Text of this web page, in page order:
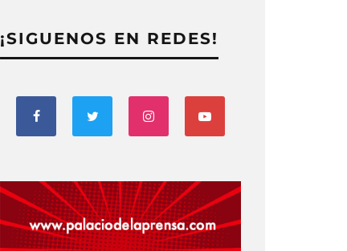
¡SIGUENOS EN REDES!